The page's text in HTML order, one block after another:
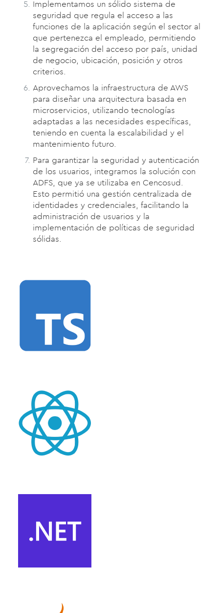
Implementamos un sólido sistema de
seguridad que regula el acceso a las
funciones de la aplicación según el sector al
que pertenezca el empleado, permitiendo
la segregación del acceso por país, unidad
de negocio, ubicación, posición y otros
criterios.
Aprovechamos la infraestructura de AWS
para diseñar una arquitectura basada en
microservicios, utilizando tecnologías
adaptadas a las necesidades específicas,
teniendo en cuenta la escalabilidad y el
mantenimiento futuro.
Para garantizar la seguridad y autenticación
de los usuarios, integramos la solución con
ADFS, que ya se utilizaba en Cencosud.
Esto permitió una gestión centralizada de
identidades y credenciales, facilitando la
administración de usuarios y la
implementación de políticas de seguridad
sólidas.